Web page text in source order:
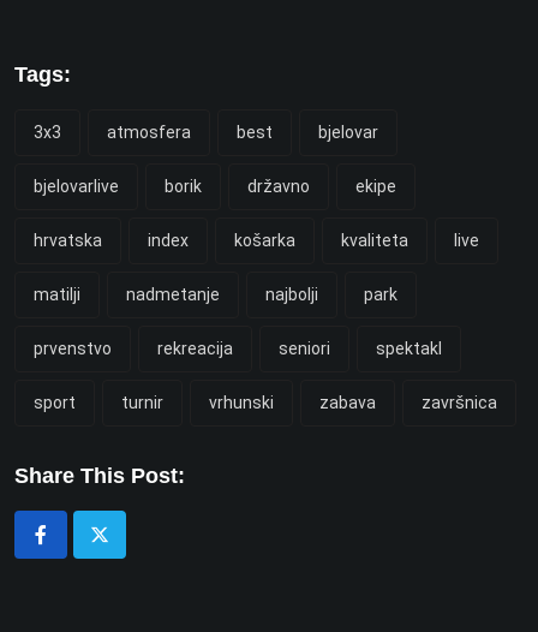
Tags:
3x3 atmosfera best bjelovar
bjelovarlive borik državno ekipe
hrvatska index košarka kvaliteta live
matilji nadmetanje najbolji park
prvenstvo rekreacija seniori spektakl
sport turnir vrhunski zabava završnica
Share This Post: